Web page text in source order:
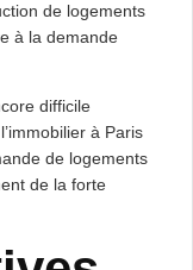
de logements
à la demande
difficile
à Paris
de logements
de la forte